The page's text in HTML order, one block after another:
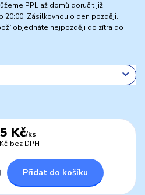
PPL až domů doručit již
20:00. Zásilkovnou o den později.
objednáte nejpozději do zítra do
Kč/ks
bez DPH
Přidat do košíku